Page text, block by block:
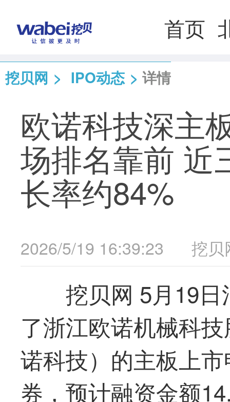
首页
挖贝网 > IPO动态 > 详情
欧诺科技深主
场排名靠前 近
长率约84%
2026/5/19 16:39:23 挖贝
挖贝网 5月19
了浙江欧诺机械科
诺科技）的主板上
券，预计融资金额